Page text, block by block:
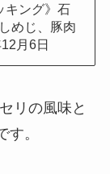
キング》石
めじ、豚肉
月6日
リの風味と
。